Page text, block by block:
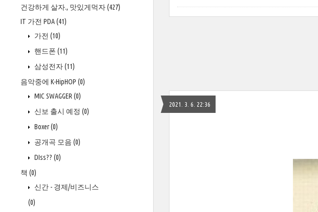
건강하게 살자., 맛있게먹자(427)
IT 가전 PDA(41)
가전 (10)
핸드폰 (11)
삼성전자(11)
음악중에 K-HipHOP (0)
MIC SWAGGER (0)
신보 출시 예정 (0)
Boxer(0)
공개곡 모음 (0)
DIss?? (0)
책 (0)
신간 - 경제/비즈니스
(0)
2021. 3. 6. 22:36